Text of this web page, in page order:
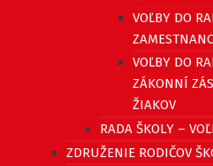
VOĽBY DO
VOĽBY DO
ZÁKONNÍ
ŽIAKOV
RADA ŠKOLY –
ZDRUŽENIE RODIČOV